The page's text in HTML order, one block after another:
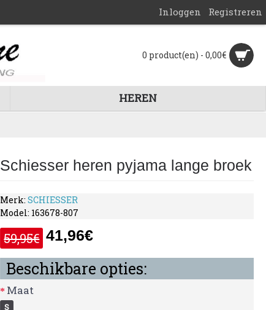
Inloggen Registreren
0 product(en) - 0,00€
HEREN
Schiesser heren pyjama lange broek
Merk:SCHIESSER
Model: 163678-807
59,95€ 41,96€
Beschikbare opties:
Maat
S